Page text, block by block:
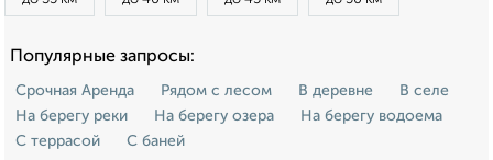
Популярные запросы:
Срочная Аренда Рядом с лесом В деревне
В селе
На берегу реки
На берегу озера
На берегу водоема
С террасой
С баней